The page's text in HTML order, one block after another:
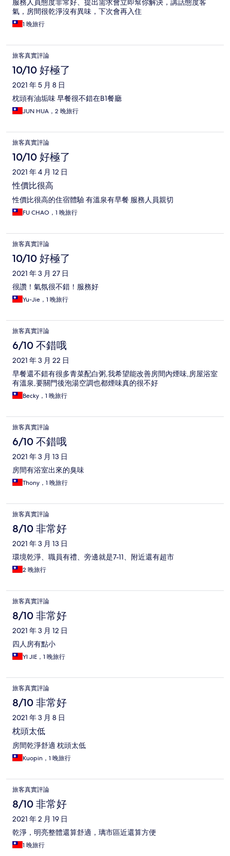
服務人員態度非常好、提出需求會立即幫你解決，講話態度客
氣，房間很乾淨沒有異味，下次會再入住
1 晚旅行
旅客真實評論
10/10 好極了
2021 年 5 月 8 日
枕頭有油垢味 早餐很不錯在B1餐廳
JUN HUA，2 晚旅行
旅客真實評論
10/10 好極了
2021 年 4 月 12 日
性價比很高
性價比很高的住宿體驗 有溫泉有早餐 服務人員親切
FU CHAO，1 晚旅行
旅客真實評論
10/10 好極了
2021 年 3 月 27 日
很讚！氣氛很不錯！服務好
Yu-Jie，1 晚旅行
旅客真實評論
6/10 不錯哦
2021 年 3 月 22 日
早餐還不錯有很多青菜配白粥,我希望能改善房間內煙味,房屋浴室
有溫泉,要關門後泡湯空調也都煙味真的很不好
Becky，1 晚旅行
旅客真實評論
6/10 不錯哦
2021 年 3 月 13 日
房間有浴室出來的臭味
Thony，1 晚旅行
旅客真實評論
8/10 非常好
2021 年 3 月 13 日
環境乾淨、職員有禮、旁邊就是7-11、附近還有超市
2 晚旅行
旅客真實評論
8/10 非常好
2021 年 3 月 12 日
四人房有點小
YI JIE，1 晚旅行
旅客真實評論
8/10 非常好
2021 年 3 月 8 日
枕頭太低
房間乾淨舒適 枕頭太低
Kuopin，1 晚旅行
旅客真實評論
8/10 非常好
2021 年 2 月 19 日
乾淨，明亮整體還算舒適，璃市區近還算方便
1 晚旅行